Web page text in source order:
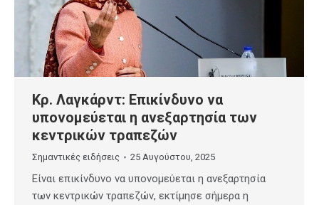
Κρ. Λαγκάρντ: Επικίνδυνο να
υπονομεύεται η ανεξαρτησία των
κεντρικών τραπεζών
Σημαντικές ειδήσεις 25 Αυγούστου, 2025
Είναι επικίνδυνο να υπονομεύεται η ανεξαρτησία
των κεντρικών τραπεζών, εκτίμησε σήμερα η